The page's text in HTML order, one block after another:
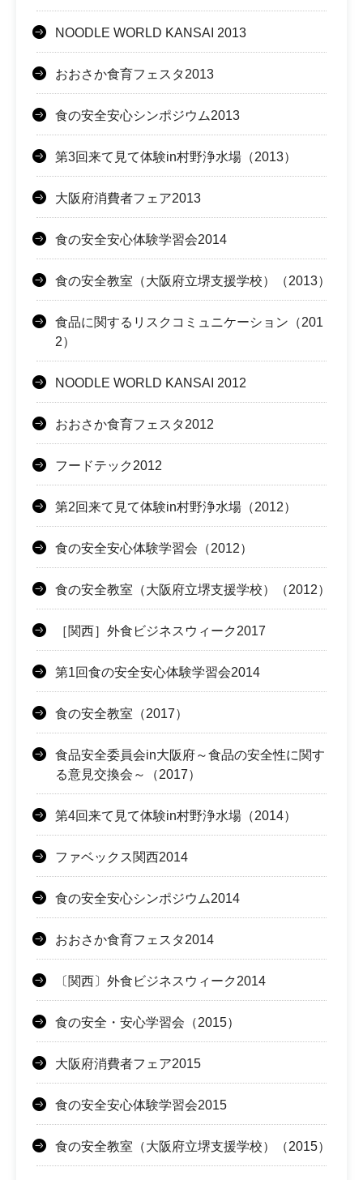
NOODLE WORLD KANSAI 2013
おおさか食育フェスタ2013
食の安全安心シンポジウム2013
第3回来て見て体験in村野浄水場（2013）
大阪府消費者フェア2013
食の安全安心体験学習会2014
食の安全教室（大阪府立堺支援学校）（2013）
食品に関するリスクコミュニケーション（201
2）
NOODLE WORLD KANSAI 2012
おおさか食育フェスタ2012
フードテック2012
第2回来て見て体験in村野浄水場（2012）
食の安全安心体験学習会（2012）
食の安全教室（大阪府立堺支援学校）（2012）
［関西］外食ビジネスウィーク2017
第1回食の安全安心体験学習会2014
食の安全教室（2017）
食品安全委員会in大阪府～食品の安全性に関す
る意見交換会～（2017）
第4回来て見て体験in村野浄水場（2014）
ファベックス関西2014
食の安全安心シンポジウム2014
おおさか食育フェスタ2014
〔関西〕外食ビジネスウィーク2014
食の安全・安心学習会（2015）
大阪府消費者フェア2015
食の安全安心体験学習会2015
食の安全教室（大阪府立堺支援学校）（2015）